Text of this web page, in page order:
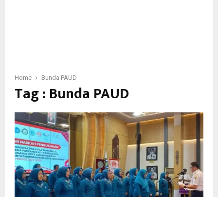
Home Bunda PAUD
Tag : Bunda PAUD